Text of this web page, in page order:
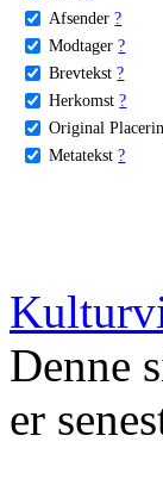
Afsender ?
Modtager ?
Brevtekst ?
Herkomst ?
Original
Metatekst ?
Denne
er